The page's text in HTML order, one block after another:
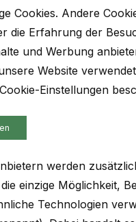
Cookies. Andere
die Erfahrung der
und Werbung
Website
Einstellungen
werden
einzige Möglichkeit,
Technologien